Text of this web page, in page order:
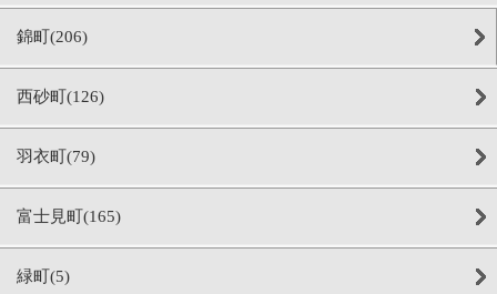
錦町(206)
西砂町(126)
羽衣町(79)
富士見町(165)
緑町(5)